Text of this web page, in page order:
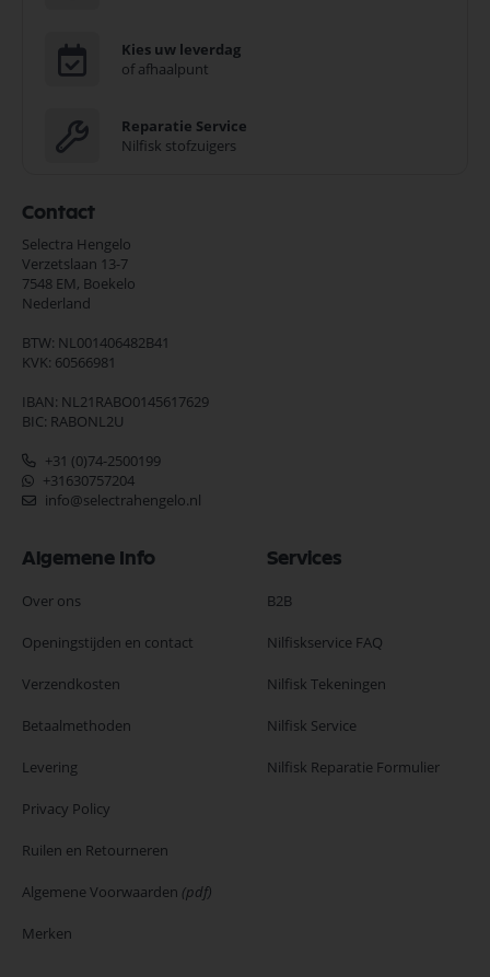
Kies uw leverdag
of afhaalpunt
Reparatie Service
Nilfisk stofzuigers
Contact
Selectra Hengelo
Verzetslaan 13-7
7548 EM, Boekelo
Nederland
BTW: NL001406482B41
KVK: 60566981
IBAN: NL21RABO0145617629
BIC: RABONL2U
+31 (0)74-2500199
+31630757204
info@selectrahengelo.nl
Algemene Info
Over ons
Openingstijden en contact
Verzendkosten
Betaalmethoden
Levering
Privacy Policy
Ruilen en Retourneren
Algemene Voorwaarden (pdf)
Merken
Services
B2B
Nilfiskservice FAQ
Nilfisk Tekeningen
Nilfisk Service
Nilfisk Reparatie Formulier